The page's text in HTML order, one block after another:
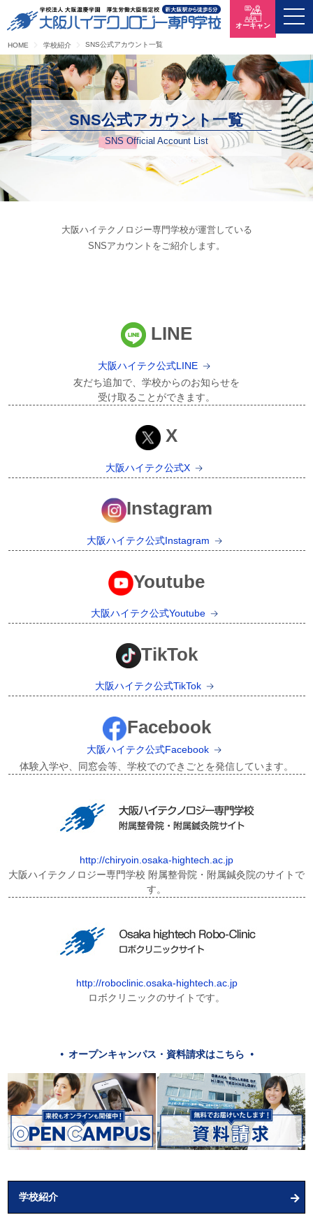
HOME 学校紹介 SNS公式アカウント一覧
オーキャン
SNS公式アカウント一覧
SNS Official Account List
大阪ハイテクノロジー専門学校が運営している
SNSアカウントをご紹介します。
LINE
大阪ハイテク公式LINE
友だち追加で、学校からのお知らせを
受け取ることができます。
X
大阪ハイテク公式X
Instagram
大阪ハイテク公式Instagram
Youtube
大阪ハイテク公式Youtube
TikTok
大阪ハイテク公式TikTok
Facebook
大阪ハイテク公式Facebook
体験入学や、同窓会等、学校でのできごとを発信しています。
http://chiryoin.osaka-hightech.ac.jp
大阪ハイテクノロジー専門学校 附属整骨院・附属鍼灸院のサイトで
す。
http://roboclinic.osaka-hightech.ac.jp
ロボクリニックのサイトです。
オープンキャンパス・資料請求はこちら
学校紹介